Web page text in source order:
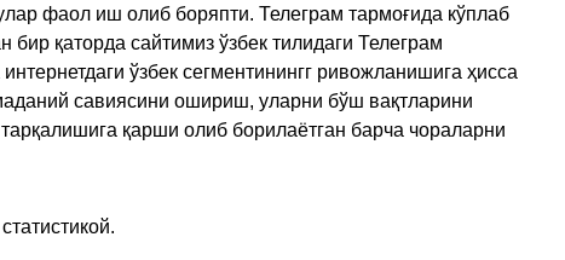
фаол иш олиб боряпти. Телеграм тармоғида кўплаб
қаторда сайтимиз ўзбек тилидаги Телеграм
ўзбек сегментинингг ривожланишига ҳисса
савиясини ошириш, уларни бўш вақтларини
қарши олиб борилаётган барча чораларни